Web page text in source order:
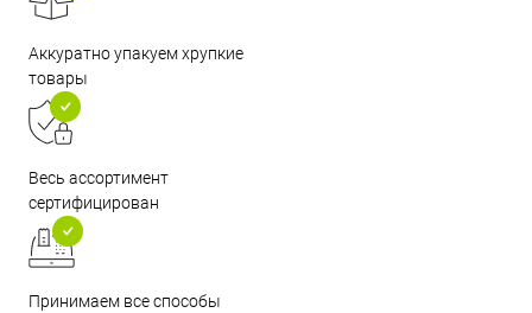
Аккуратно упакуем хрупкие
товары
Весь ассортимент
сертифицирован
Принимаем все способы